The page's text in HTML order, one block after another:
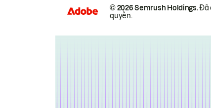
© 2026 Semrush Holdings.Đã
quyền.